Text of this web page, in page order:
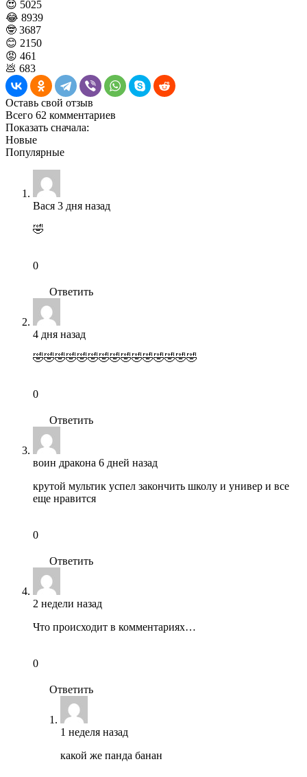
😍 5025
😂 8939
🤓 3687
😊 2150
😡 461
💩 683
Оставь свой отзыв
Всего 62 комментариев
Показать сначала:
Новые
Популярные
Вася 3 дня назад
🤣
0
Ответить
4 дня назад
🤣🤣🤣🤣🤣🤣🤣🤣🤣🤣🤣🤣🤣🤣🤣
0
Ответить
воин дракона 6 дней назад
крутой мультик успел закончить школу и универ и все
еще нравится
0
Ответить
2 недели назад
Что происходит в комментариях…
0
Ответить
1 неделя назад
какой же панда банан